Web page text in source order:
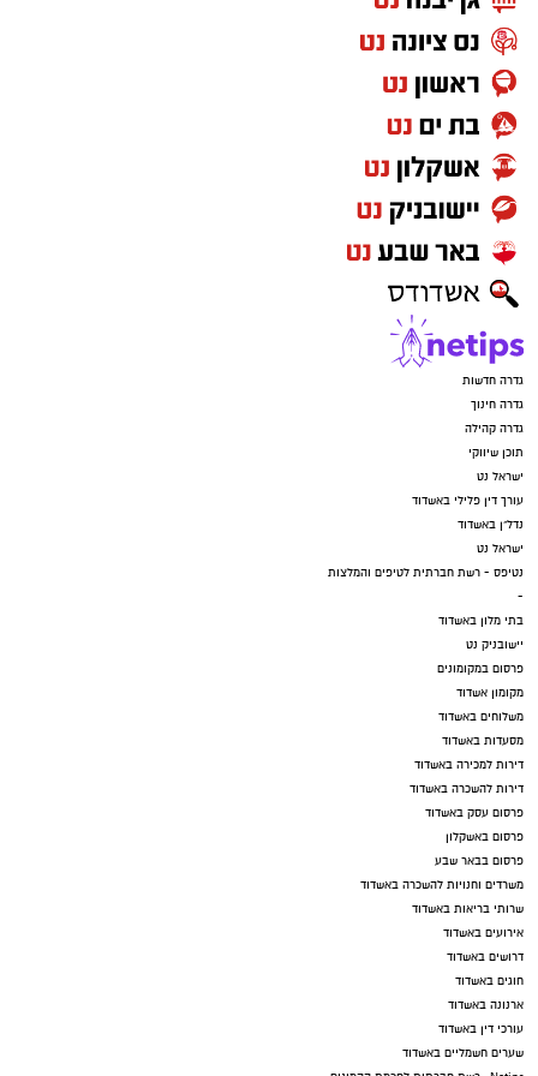
יש לכם מידע חשוב שטרם נחשף? צילומים מאירוע
חדשותי? מצאתם טעות בכתבה? נשמח שתשתפו
אותנו
גדרה חדשות
גדרה חינוך
גדרה קהילה
תוכן שיווקי
ישראל נט
עורך דין פלילי באשדוד
נדל"ן באשדוד
ישראל נט
נטיפס - רשת חברתית לטיפים והמלצות
-
בתי מלון באשדוד
יישובניק נט
פרסום במקומונים
מקומון אשדוד
משלוחים באשדוד
מסעדות באשדוד
דירות למכירה באשדוד
דירות להשכרה באשדוד
פרסום עסק באשדוד
פרסום באשקלון
פרסום בבאר שבע
משרדים וחנויות להשכרה באשדוד
שרותי בריאות באשדוד
אירועים באשדוד
דרושים באשדוד
חוגים באשדוד
ארנונה באשדוד
עורכי דין באשדוד
שערים חשמליים באשדוד